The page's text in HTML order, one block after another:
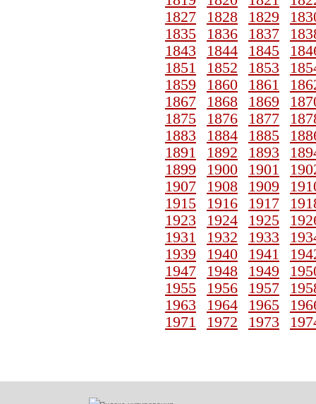
1827
1828 1829
1835
1836 1837
1843
1844 1845
1851
1852 1853
1859
1860 1861
1867
1868 1869
1875
1876 1877
1883
1884 1885
1891
1892 1893
1899
1900 1901
1907
1908 1909
1915
1916 1917
1923
1924 1925
1931
1932 1933
1939
1940 1941
1947
1948 1949
1955
1956 1957
1963
1964 1965
1971
1972 1973